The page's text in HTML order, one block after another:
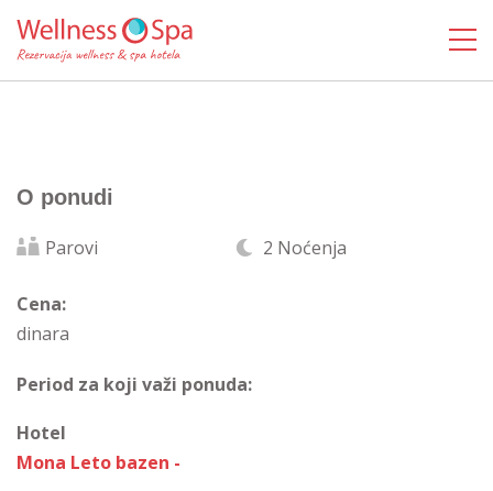
O ponudi
Parovi 2 Noćenja
Cena:
dinara
Period za koji važi ponuda:
Hotel
Mona Leto bazen -